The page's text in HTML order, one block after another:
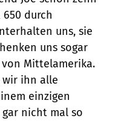
durch
uns, sie
uns sogar
Mittelamerika.
wir ihn alle
einzigen
gar nicht mal so